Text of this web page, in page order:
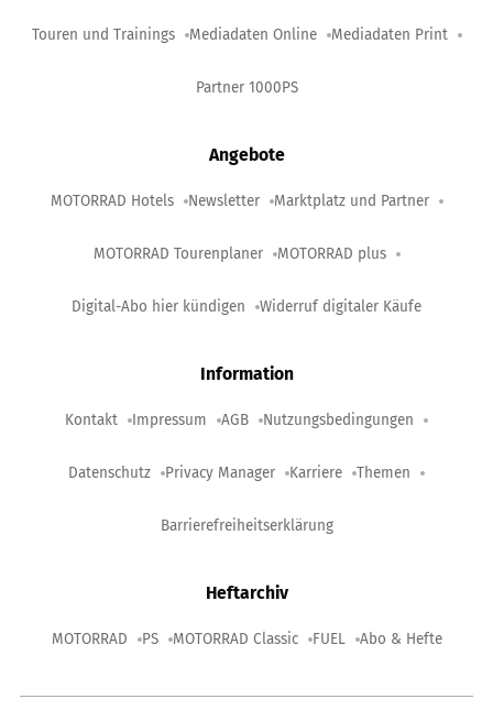
Touren und Trainings Mediadaten Online Mediadaten Print
Partner 1000PS
Angebote
MOTORRAD Hotels Newsletter Marktplatz und Partner
MOTORRAD Tourenplaner MOTORRAD plus
Digital-Abo hier kündigen Widerruf digitaler Käufe
Information
Kontakt Impressum AGB Nutzungsbedingungen
Datenschutz Privacy Manager Karriere Themen
Barrierefreiheitserklärung
Heftarchiv
MOTORRAD PS MOTORRAD Classic FUEL Abo & Hefte